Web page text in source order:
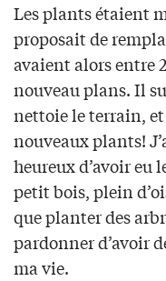
Les plants étaient
proposait de
avaient alors entre
nouveau plans. Il
nettoie le terrain,
nouveaux plants!
heureux d’avoir eu
petit bois, plein
que planter des
pardonner d’avoir
ma vie.